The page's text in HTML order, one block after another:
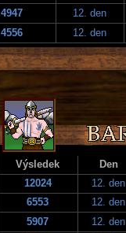
4947 12. den
4556 12. den
Výsledek Den
12024 12. den
6553 12. den
5907 12. den